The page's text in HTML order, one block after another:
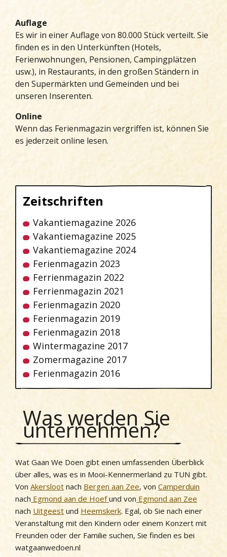
Zeitschriften
Vakantiemagazine 2026
Vakantiemagazine 2025
Vakantiemagazine 2024
Ferienmagazin 2023
Ferrienmagazin 2022
Ferrienmagazin 2021
Ferienmagazin 2020
Ferienmagazin 2019
Ferienmagazin 2018
Wintermagazine 2017
Zomermagazine 2017
Ferienmagazin 2016
Auflage
Es wir in einer Auflage von 80.000 Stück verteilt. Sie
finden es in den Unterkünften (Hotels,
Ferienwohnungen, Pensionen, Campingplätzen
usw.), in Restaurants, in den großen Ständern in
den Supermärkten und Gemeinden und bei
unseren Inserenten.
Online
Wenn das Ferienmagazin vergriffen ist, können Sie
es jederzeit online lesen.
Was werden Sie
unternehmen?
Wat Gaan We Doen gibt einen umfassenden Überblick
über alles, was es in Mooi-Kennermerland zu TUN gibt.
Von Akersloot nach Bergen aan Zee, von Camperduin
nach Egmond aan de Hoefund von Egmond aan Zee
nach Uitgeest und Heemskerk. Egal, ob Sie nach einer
Veranstaltung mit den Kindern oder einem Konzert mit
Freunden oder der Familie suchen, Sie finden es bei
watgaanwedoen.nl